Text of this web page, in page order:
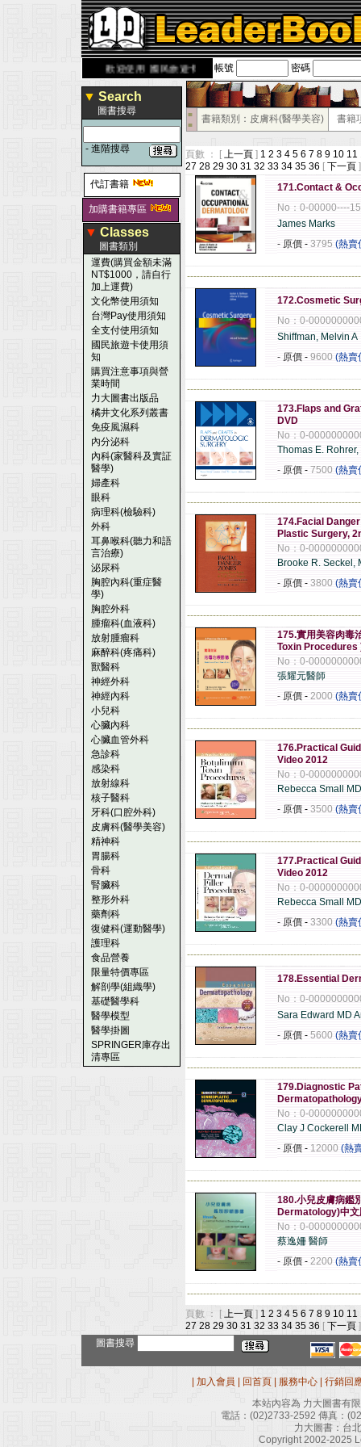
歡迎使用 國民旅遊卡！！ 帳號 密碼
▼ Search
圖書搜尋
- 進階搜尋
代訂書籍
加購書籍專區
▼ Classes
圖書類別
運費(購買金額未滿
NT$1000，請自行
加上運費)
文化幣使用須知
台灣Pay使用須知
全支付使用須知
國民旅遊卡使用須
知
購買注意事項與營
業時間
力大圖書出版品
橘井文化系列叢書
免疫風濕科
內分泌科
內科(家醫科及實証
醫學)
婦產科
眼科
病理科(檢驗科)
外科
耳鼻喉科(聽力和語
言治療)
泌尿科
胸腔內科(重症醫
學)
胸腔外科
腫瘤科(血液科)
放射腫瘤科
麻醉科(疼痛科)
獸醫科
神經外科
神經內科
小兒科
心臟內科
心臟血管外科
急診科
感染科
放射線科
核子醫科
牙科(口腔外科)
皮膚科(醫學美容)
精神科
胃腸科
骨科
腎臟科
整形外科
藥劑科
復健科(運動醫學)
護理科
食品營養
限量特價專區
解剖學(組織學)
基礎醫學科
醫學模型
醫學掛圖
SPRINGER庫存出
清專區
■
■
書籍類別：皮膚科(醫學美容) 書籍
頁數 ： [ 上一頁 ] 1 2 3 4 5 6 7 8 9 10 11
27 28 29 30 31 32 33 34 35 36 [ 下一頁 ]
171.Contact &
No：0-00000----
James Marks
- 原價 - 3795 (熱賣
172.Cosmetic
No：0-
Shiffman, Melvin A
- 原價 - 9600 (熱賣
173.Flaps and
DVD
No：0-
Thomas E. Rohrer,
- 原價 - 7500 (熱賣
174.Facial
Plastic Surgery,
No：0-
Brooke R. Seckel,
- 原價 - 3800 (熱賣
175.實用美容肉毒
Toxin Procedures
No：0-
張耀元醫師
- 原價 - 2000 (熱賣
176.Practical
Video 2012
No：0-
Rebecca Small MD
- 原價 - 3500 (熱賣
177.Practical
Video 2012
No：0-
Rebecca Small MD
- 原價 - 3300 (熱賣
178.Essential
No：0-
Sara Edward MD
- 原價 - 5600 (熱賣
179.Diagnostic
No：0-
Clay J Cockerell
- 原價 - 12000 (熱
180.小兒皮膚病鑑
Dermatology)中文
No：0-
蔡逸姍 醫師
- 原價 - 2200 (熱賣
頁數 ： [ 上一頁 ] 1 2 3 4 5 6 7 8 9 10 11
27 28 29 30 31 32 33 34 35 36 [ 下一頁 ]
圖書搜尋
加入會員 回首頁 服務中心
行銷回
本站內容為 力大圖書有
電話： (02)2733-2592 傳真：
力大圖書：台
Copyright 2002-2025